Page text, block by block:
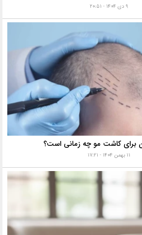
۹ دی ۱۴۰۴ - ۲۰:۵۱
برای کاشت مو چه زمانی است؟
۱۱ بهمن ۱۴۰۴ - ۱۷:۲۱